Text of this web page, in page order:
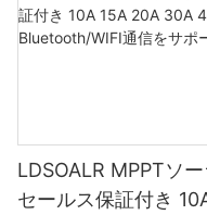
LDSOALR MPPTソ
セールス保証付き